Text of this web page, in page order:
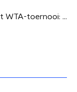
Lamens wint voor het eerst WTA-toernooi: 'Weinig dingen brachten me van mijn stuk'